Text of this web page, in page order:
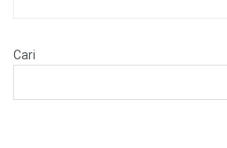
Cari